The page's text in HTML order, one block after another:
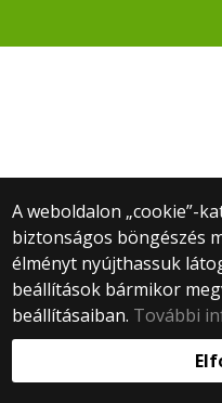
A weboldalon „cookie”-
biztonságos böngészés
élményt nyújthassuk
beállítások bármikor
beállításaiban. További